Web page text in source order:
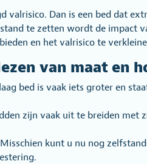
valrisico. Dan is een bed dat
te zetten wordt de impact
en het valrisico te
van maat en
bed is vaak iets groter en
zijn vaak uit te breiden
kunt u nu nog